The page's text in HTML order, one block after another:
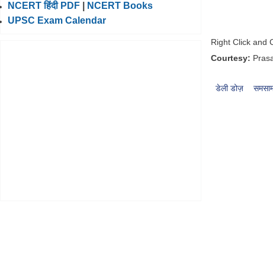
Right Click and
Courtesy:
डेली डोज़
NCERT हिंदी PDF
NCERT Books
UPSC Exam Calendar